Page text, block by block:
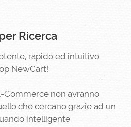
Ricerca
rapido ed intuitivo
NewCart!
Commerce non avranno
che cercano grazie ad un
intelligente.